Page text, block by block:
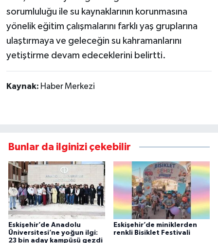
sorumluluğu ile su kaynaklarının korunmasına
yönelik eğitim çalışmalarını farklı yaş gruplarına
ulaştırmaya ve geleceğin su kahramanlarını
yetiştirme devam edeceklerini belirtti.
Kaynak: Haber Merkezi
Bunlar da ilginizi çekebilir
Eskişehir’de Anadolu
Üniversitesi’ne yoğun ilgi:
23 bin aday kampüsü gezdi
Eskişehir’de miniklerden
renkli Bisiklet Festivali